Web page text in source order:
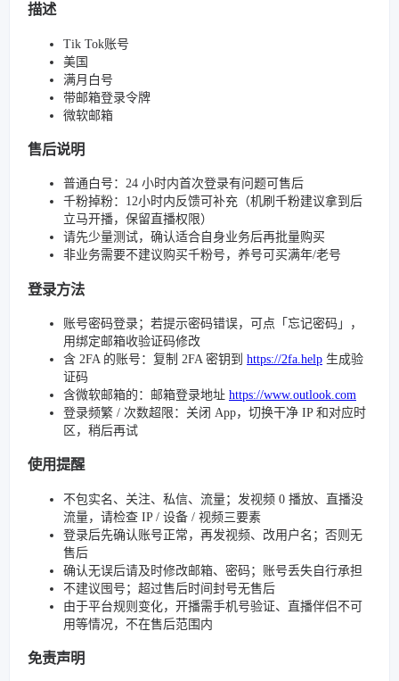
描述
Tik Tok账号
美国
满月白号
带邮箱登录令牌
微软邮箱
售后说明
普通白号：24 小时内首次登录有问题可售后
千粉掉粉：12小时内反馈可补充（机刷千粉建议拿到后
立马开播，保留直播权限）
请先少量测试，确认适合自身业务后再批量购买
非业务需要不建议购买千粉号，养号可买满年/老号
登录方法
账号密码登录；若提示密码错误，可点「忘记密码」，
用绑定邮箱收验证码修改
含 2FA 的账号：复制 2FA 密钥到 https://2fa.help 生成验
证码
含微软邮箱的：邮箱登录地址 https://www.outlook.com
登录频繁 / 次数超限：关闭 App，切换干净 IP 和对应时
区，稍后再试
使用提醒
不包实名、关注、私信、流量；发视频 0 播放、直播没
流量，请检查 IP / 设备 / 视频三要素
登录后先确认账号正常，再发视频、改用户名；否则无
售后
确认无误后请及时修改邮箱、密码；账号丢失自行承担
不建议囤号；超过售后时间封号无售后
由于平台规则变化，开播需手机号验证、直播伴侣不可
用等情况，不在售后范围内
免责声明